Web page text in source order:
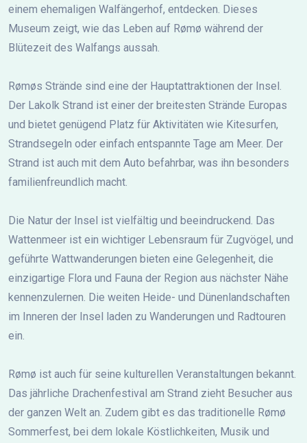
einem ehemaligen Walfängerhof, entdecken. Dieses
Museum zeigt, wie das Leben auf Rømø während der
Blütezeit des Walfangs aussah.
Rømøs Strände sind eine der Hauptattraktionen der Insel.
Der Lakolk Strand ist einer der breitesten Strände Europas
und bietet genügend Platz für Aktivitäten wie Kitesurfen,
Strandsegeln oder einfach entspannte Tage am Meer. Der
Strand ist auch mit dem Auto befahrbar, was ihn besonders
familienfreundlich macht.
Die Natur der Insel ist vielfältig und beeindruckend. Das
Wattenmeer ist ein wichtiger Lebensraum für Zugvögel, und
geführte Wattwanderungen bieten eine Gelegenheit, die
einzigartige Flora und Fauna der Region aus nächster Nähe
kennenzulernen. Die weiten Heide- und Dünenlandschaften
im Inneren der Insel laden zu Wanderungen und Radtouren
ein.
Rømø ist auch für seine kulturellen Veranstaltungen bekannt.
Das jährliche Drachenfestival am Strand zieht Besucher aus
der ganzen Welt an. Zudem gibt es das traditionelle Rømø
Sommerfest, bei dem lokale Köstlichkeiten, Musik und